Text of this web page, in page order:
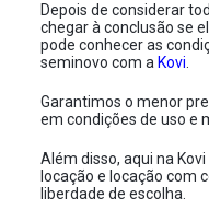
Depois de considerar
chegar à conclusão se
pode conhecer as
seminovo com a Kovi
Garantimos o menor
em condições de uso e
Além disso, aqui na
locação e locação com
liberdade de escolha.